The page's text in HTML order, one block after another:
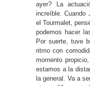
ayer? La
increíble. Cuando
el Tourmalet,
podemos hacer
Por suerte, tuve
ritmo con
momento
estamos a la
la general. Va a